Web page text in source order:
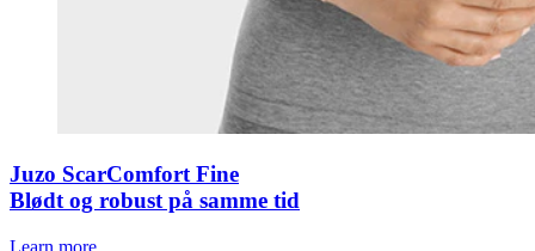
Juzo ScarComfort Fine
Blødt og robust på samme tid
Learn more